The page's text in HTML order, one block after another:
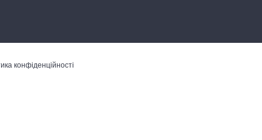
конфіденційності